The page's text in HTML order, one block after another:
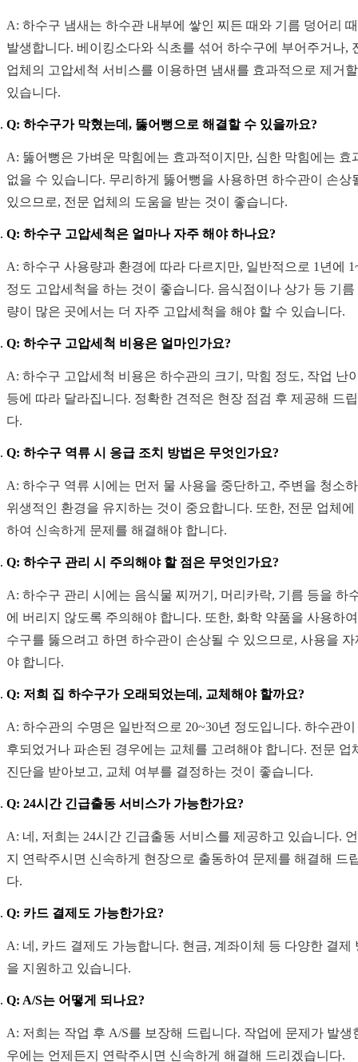
A: 하수구 냄새는 하수관 내부에 쌓인 찌든 때와 기름 덩어리
발생합니다. 베이킹소다와 식초를 섞어 하수구에 부어주거나,
업체의 고압세척 서비스를 이용하면 냄새를 효과적으로 제거
있습니다.
Q: 하수구가 막혔는데, 뚫어뻥으로 해결할 수 있을까요?
A: 뚫어뻥은 가벼운 막힘에는 효과적이지만, 심한 막힘에는 효
없을 수 있습니다. 무리하게 뚫어뻥을 사용하면 하수관이 손상
있으므로, 전문 업체의 도움을 받는 것이 좋습니다.
Q: 하수구 고압세척은 얼마나 자주 해야 하나요?
A: 하수구 사용량과 환경에 따라 다르지만, 일반적으로 1년에
정도 고압세척을 하는 것이 좋습니다. 음식점이나 상가 등 기름
량이 많은 곳에서는 더 자주 고압세척을 해야 할 수 있습니다.
Q: 하수구 고압세척 비용은 얼마인가요?
A: 하수구 고압세척 비용은 하수관의 크기, 막힘 정도, 작업 난
등에 따라 달라집니다. 정확한 견적은 현장 점검 후 제공해 드
다.
Q: 하수구 역류 시 응급 조치 방법은 무엇인가요?
A: 하수구 역류 시에는 먼저 물 사용을 중단하고, 주변을 청소
위생적인 환경을 유지하는 것이 중요합니다. 또한, 전문 업체에
하여 신속하게 문제를 해결해야 합니다.
Q: 하수구 관리 시 주의해야 할 점은 무엇인가요?
A: 하수구 관리 시에는 음식물 찌꺼기, 머리카락, 기름 등을 하
에 버리지 않도록 주의해야 합니다. 또한, 화학 약품을 사용하
수구를 뚫으려고 하면 하수관이 손상될 수 있으므로, 사용을 자
야 합니다.
Q: 저희 집 하수구가 오래되었는데, 교체해야 할까요?
A: 하수관의 수명은 일반적으로 20~30년 정도입니다. 하수관이
후되었거나 파손된 경우에는 교체를 고려해야 합니다. 전문 업
진단을 받아보고, 교체 여부를 결정하는 것이 좋습니다.
Q: 24시간 긴급출동 서비스가 가능한가요?
A: 네, 저희는 24시간 긴급출동 서비스를 제공하고 있습니다.
지 연락주시면 신속하게 현장으로 출동하여 문제를 해결해 드
다.
Q: 카드 결제도 가능한가요?
A: 네, 카드 결제도 가능합니다. 현금, 계좌이체 등 다양한 결제
을 지원하고 있습니다.
Q: A/S는 어떻게 되나요?
A: 저희는 작업 후 A/S를 보장해 드립니다. 작업에 문제가 발생
우에는 언제든지 연락주시면 신속하게 해결해 드리겠습니다.